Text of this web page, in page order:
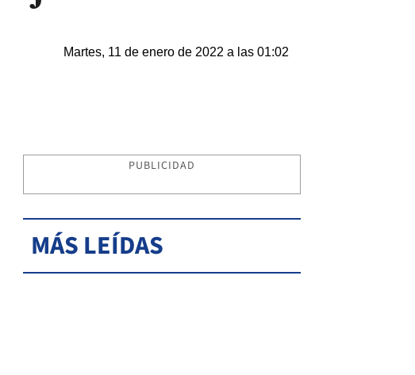
Martes, 11 de enero de 2022 a las 01:02
PUBLICIDAD
MÁS LEÍDAS